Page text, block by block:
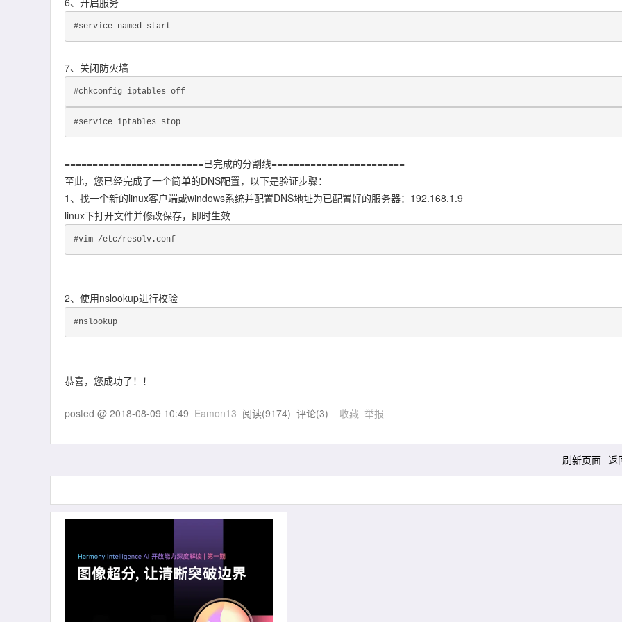
#service named start
7、关闭防火墙
#chkconfig iptables off
#service iptables stop
=========================已完成的分割线========================
至此，您已经完成了一个简单的DNS配置，以下是验证步骤：
1、找一个新的linux客户端或windows系统并配置DNS地址为已配置好的服务器：192.168.1.9
linux下打开文件并修改保存，即时生效
#vim /etc/resolv.conf
2、使用nslookup进行校验
#nslookup
恭喜，您成功了！！
posted @ 2018-08-09 10:49 Eamon13 阅读(9174) 评论(3) 收藏 举报
刷新页面 返